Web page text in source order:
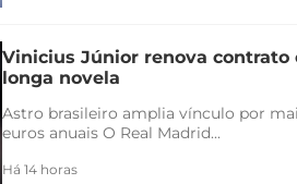
Vinicius Júnior renova contrato
longa novela
Astro brasileiro amplia vínculo por
euros anuais O Real Madrid...
Há 14 horas